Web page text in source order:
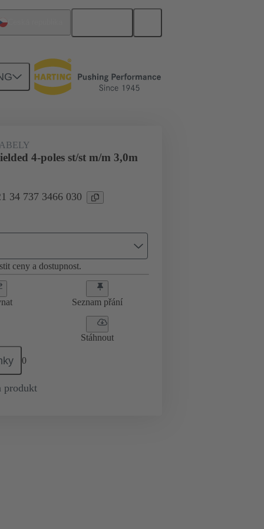
M8 21 34 737 3466 030
4-poles st/st m/m 3,0m
34 737 3466 030
ceny a dostupnost.
Seznam přání
Stáhnout
0
produkt